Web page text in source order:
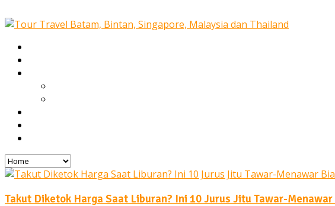
Takut Diketok Harga Saat Liburan? Ini 10 Jurus Jitu Tawar-